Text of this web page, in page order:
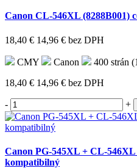
Canon CL-546XL (8288B001)
18,40 € 14,96 € bez DPH
CMY Canon 400 strán
18,40 € 14,96 € bez DPH
- +
Canon PG-545XL + CL-546XL
kompatibilný